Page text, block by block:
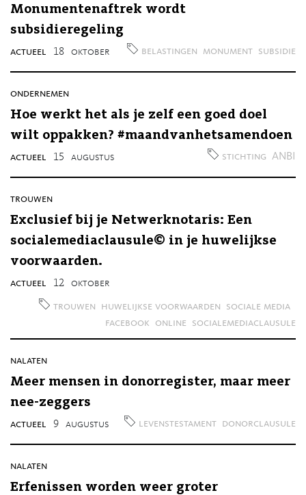
Monumentenaftrek wordt
subsidieregeling
actueel 18 oktober belastingen monument subsidie
ondernemen
Hoe werkt het als je zelf een goed doel
wilt oppakken? #maandvanhetsamendoen
actueel 15 augustus stichting ANBI
trouwen
Exclusief bij je Netwerknotaris: Een
socialemediaclausule© in je huwelijkse
voorwaarden.
actueel 12 oktober
trouwen huwelijkse voorwaarden
sociale media
facebook
online socialemediaclausule
nalaten
Meer mensen in donorregister, maar meer
nee-zeggers
actueel 9 augustus levenstestament donorclausule
nalaten
Erfenissen worden weer groter